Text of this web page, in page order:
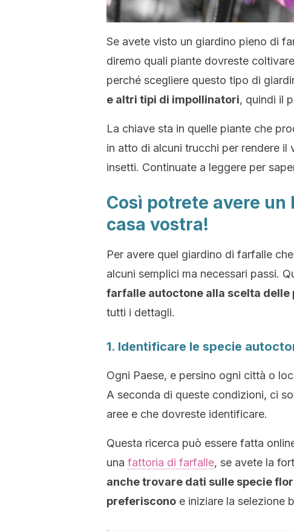
Se avete visto un giardino pieno di
diremo quali piante dovreste
perché scegliere questo tipo di
e altri tipi di impollinatori, quindi il
La chiave sta in quelle piante che
in atto di alcuni trucchi per rendere
insetti. Continuate a leggere per
Così potrete avere
casa vostra!
Per avere quel giardino di farfalle
alcuni semplici ma necessari passi.
farfalle autoctone alla scelta delle
tutti i dettagli.
1. Identificare le specie
Ogni Paese, e persino ogni città o
A seconda di queste condizioni, ci
aree e che dovreste identificare.
Questa ricerca può essere fatta
una fattoria di farfalle, se avete la
anche trovare dati sulle specie
preferiscono e iniziare la selezione